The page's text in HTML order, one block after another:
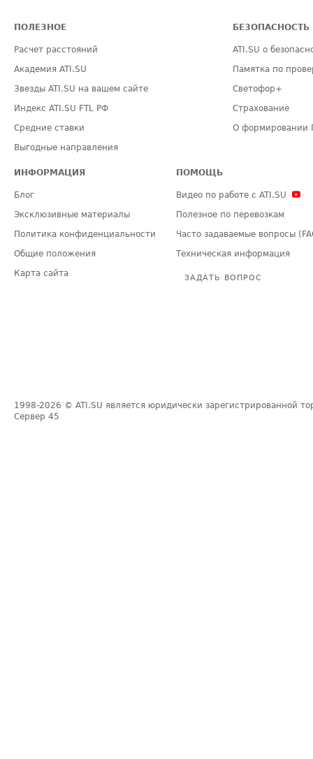
ПОЛЕЗНОЕ
Расчет расстояний
Академия ATI.SU
Звезды ATI.SU на вашем сайте
Индекс ATI.SU FTL РФ
Средние ставки
Выгодные направления
БЕЗОПАСНОСТЬ
ATI.SU о
Памятка по
Светофор+
Страхование
О формировании
ИНФОРМАЦИЯ
Блог
Эксклюзивные материалы
Политика конфиденциальности
Общие положения
Карта сайта
ПОМОЩЬ
Видео по работе с ATI.SU
Полезное по перевозкам
Часто задаваемые вопросы
Техническая информация
ЗАДАТЬ ВОПРОС
1998-2026 © ATI.SU является юридически зарегистрированной
Сервер 45